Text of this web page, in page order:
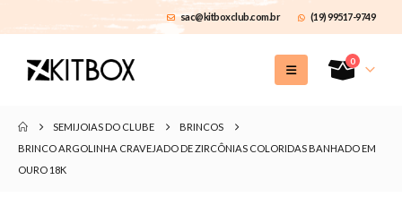
sac@kitboxclub.com.br (19) 99517-9749
0
SEMIJOIAS DO CLUBE
BRINCOS
BRINCO ARGOLINHA CRAVEJADO DE ZIRCÔNIAS COLORIDAS BANHADO EM
OURO 18K